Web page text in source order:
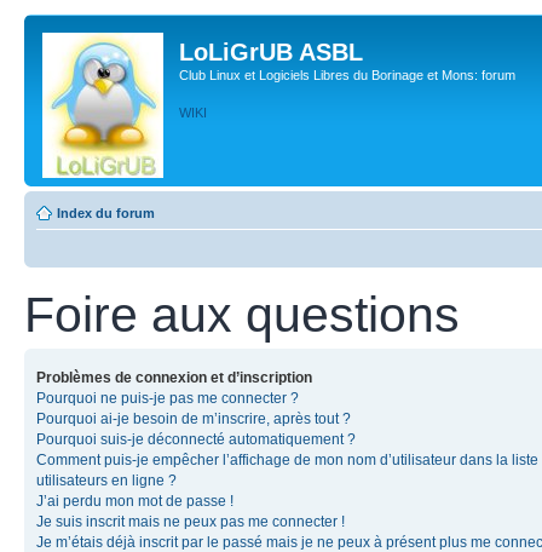
LoLiGrUB ASBL
Club Linux et Logiciels Libres du Borinage et Mons: forum
WIKI
Index du forum
Foire aux questions
Problèmes de connexion et d’inscription
Pourquoi ne puis-je pas me connecter ?
Pourquoi ai-je besoin de m’inscrire, après tout ?
Pourquoi suis-je déconnecté automatiquement ?
Comment puis-je empêcher l’affichage de mon nom d’utilisateur dans la liste
utilisateurs en ligne ?
J’ai perdu mon mot de passe !
Je suis inscrit mais ne peux pas me connecter !
Je m’étais déjà inscrit par le passé mais je ne peux à présent plus me